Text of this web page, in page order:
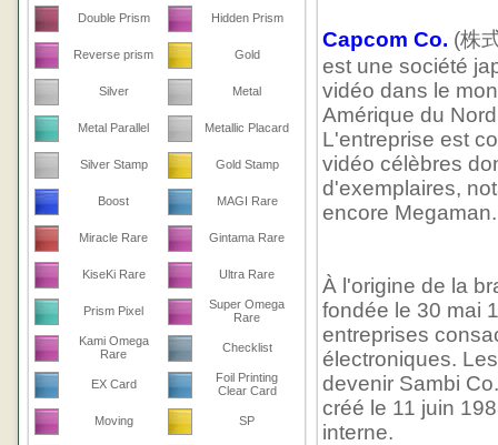
Double Prism Hidden Prism
Reverse prism Gold
Silver Metal
Metal Parallel Metallic Placard
Silver Stamp Gold Stamp
Boost MAGI Rare
Miracle Rare Gintama Rare
KiseKi Rare Ultra Rare
Prism Pixel
Super Omega
Rare
Kami Omega
Rare
Checklist
EX Card
Foil Printing
Clear Card
Moving SP
Capcom Co. (株
est une société
vidéo dans le
Amérique du
L'entreprise est
vidéo célèbres
d'exemplaires,
encore Megaman.
À l'origine de la
fondée le 30 mai
entreprises
électroniques.
devenir Sambi
créé le 11 juin
interne.